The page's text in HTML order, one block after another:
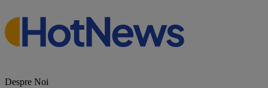
Despre Noi